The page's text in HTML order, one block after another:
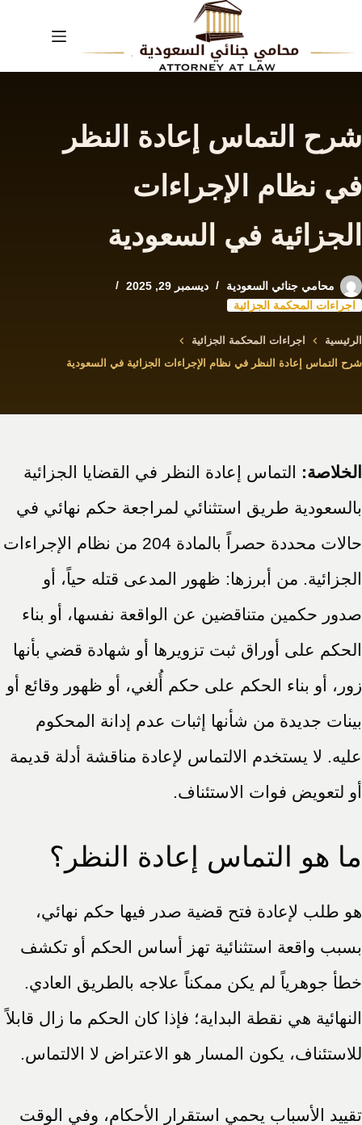
إلى
شرح التماس إعادة النظر
في نظام الإجراءات
الجزائية في السعودية
محامي جنائي السعودية
ديسمبر 29, 2025
اجراءات المحكمة الجزائية
الرئيسية
اجراءات المحكمة الجزائية
شرح التماس إعادة النظر في نظام الإجراءات الجزائية في السعودية
الخلاصة: التماس إعادة النظر في القضايا الجزائية
بالسعودية طريق استثنائي لمراجعة حكم نهائي في
حالات محددة حصراً بالمادة 204 من نظام الإجراءات
الجزائية. من أبرزها: ظهور المدعى قتله حياً، أو
صدور حكمين متناقضين عن الواقعة نفسها، أو بناء
الحكم على أوراق ثبت تزويرها أو شهادة قضي بأنها
زور، أو بناء الحكم على حكم أُلغي، أو ظهور وقائع أو
بينات جديدة من شأنها إثبات عدم إدانة المحكوم
عليه. لا يستخدم الالتماس لإعادة مناقشة أدلة قديمة
أو لتعويض فوات الاستئناف.
ما هو التماس إعادة النظر؟
هو طلب لإعادة فتح قضية صدر فيها حكم نهائي،
بسبب واقعة استثنائية تهز أساس الحكم أو تكشف
خطأ جوهرياً لم يكن ممكناً علاجه بالطريق العادي.
النهائية هي نقطة البداية؛ فإذا كان الحكم ما زال قابلاً
للاستئناف، يكون المسار هو الاعتراض لا الالتماس.
تقييد الأسباب يحمي استقرار الأحكام، وفي الوقت